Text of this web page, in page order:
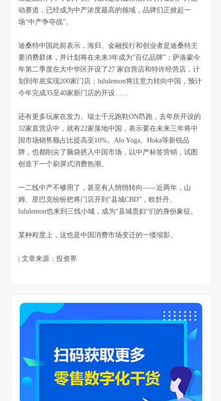
动赛道，已经成为中产浓度最高的领域，品牌们正掀起一
场“中产争夺战”。
迪桑特中国此前表示，海归、金融投行和创业者是迪桑特主
要消费群体，并计划将在未来3年成为“百亿品牌”；萨洛蒙今
年第二季度在大中华区开设了27 家自营店和特许经营店，计
划到年底实现200家门店；lululemon将注意力转向中国，预计
今年完成35至40家新门店的开设……
还有更多玩家在发力。瑞士千元跑鞋ON昂跑，去年所开设的
32家直营店中，就有22家落地中国，表示要在未来三年将中
国市场销售额占比提高至10%。Alo Yoga、Hoka等新锐品
牌，也都削尖了脑袋挤入中国市场，以中产标签营销，试图
创造下一个刷屏式消费热潮。
一二线中产不够用了，甚至有人悄悄转向——近两年，山
姆、星巴克纷纷把将门店开到“县城CBD”，欧舒丹、
lululemon也来到三线小城，成为“县城贵妇“们的身份象征。
某种程度上，这也是中国消费市场变迁的一缕缩影。
| 文章来源：投资界